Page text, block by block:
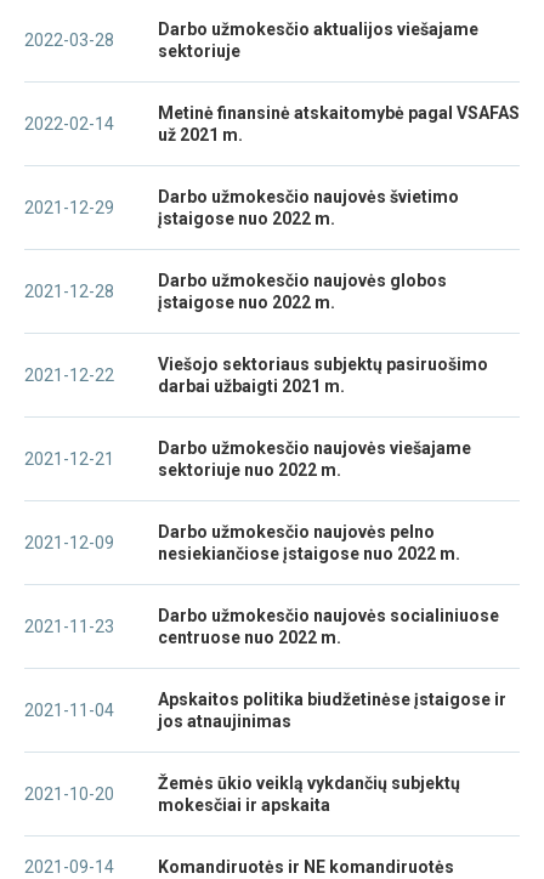
2022-03-28
Darbo užmokesčio aktualijos viešajame
sektoriuje
2022-02-14
Metinė finansinė atskaitomybė pagal VSAFAS
už 2021 m.
2021-12-29
Darbo užmokesčio naujovės švietimo
įstaigose nuo 2022 m.
2021-12-28
Darbo užmokesčio naujovės globos
įstaigose nuo 2022 m.
2021-12-22
Viešojo sektoriaus subjektų pasiruošimo
darbai užbaigti 2021 m.
2021-12-21
Darbo užmokesčio naujovės viešajame
sektoriuje nuo 2022 m.
2021-12-09
Darbo užmokesčio naujovės pelno
nesiekiančiose įstaigose nuo 2022 m.
2021-11-23
Darbo užmokesčio naujovės socialiniuose
centruose nuo 2022 m.
2021-11-04
Apskaitos politika biudžetinėse įstaigose ir
jos atnaujinimas
2021-10-20
Žemės ūkio veiklą vykdančių subjektų
mokesčiai ir apskaita
2021-09-14 Komandiruotės ir NE komandiruotės